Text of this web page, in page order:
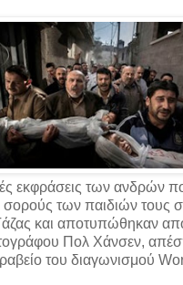
εκφράσεις των ανδρών
σορούς των παιδιών τους
και αποτυπώθηκαν
Πολ Χάνσεν,
του διαγωνισμού